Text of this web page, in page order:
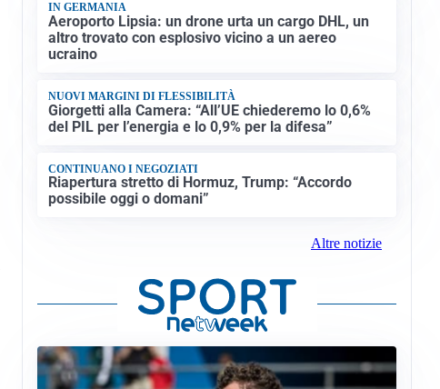
IN GERMANIA
Aeroporto Lipsia: un drone urta un cargo DHL, un
altro trovato con esplosivo vicino a un aereo
ucraino
NUOVI MARGINI DI FLESSIBILITÀ
Giorgetti alla Camera: “All’UE chiederemo lo 0,6%
del PIL per l’energia e lo 0,9% per la difesa”
CONTINUANO I NEGOZIATI
Riapertura stretto di Hormuz, Trump: “Accordo
possibile oggi o domani”
Altre notizie